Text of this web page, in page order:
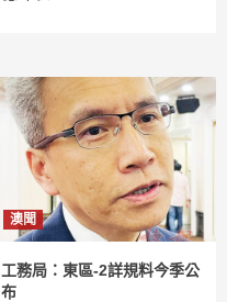
澳聞
工務局：東區-2詳規料今季公
布